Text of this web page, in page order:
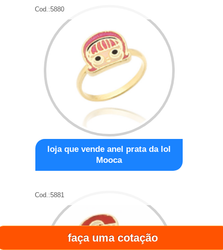
faça uma cotação
Cod.:5880
loja que vende anel prata da lol
Mooca
Cod.:5881